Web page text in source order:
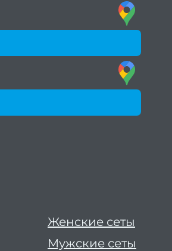
Женские сеты
Мужские сеты